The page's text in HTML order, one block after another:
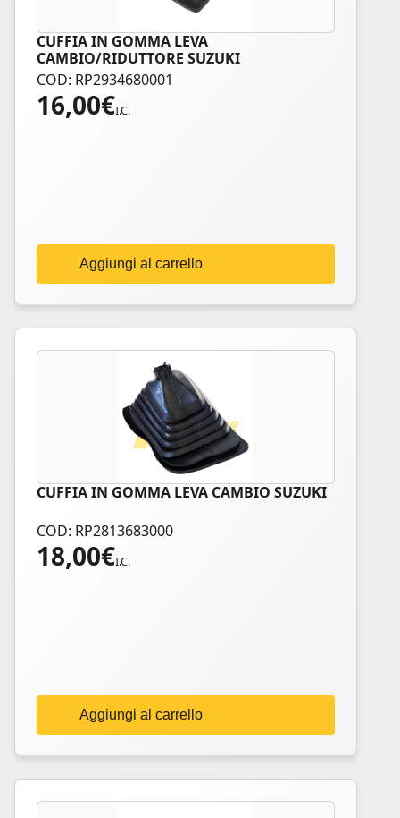
CUFFIA IN GOMMA LEVA
CAMBIO/RIDUTTORE SUZUKI
COD: RP2934680001
16,00€I.C.
Aggiungi al carrello
CUFFIA IN GOMMA LEVA CAMBIO SUZUKI
COD: RP2813683000
18,00€I.C.
Aggiungi al carrello